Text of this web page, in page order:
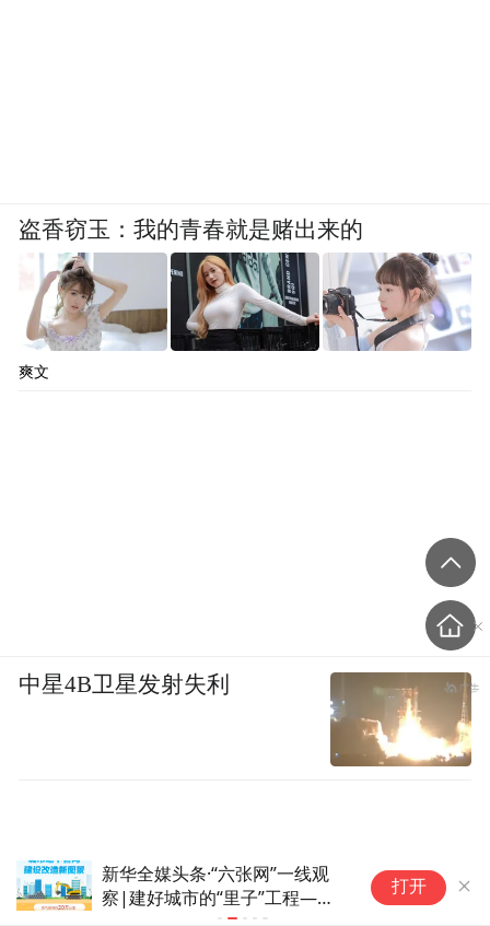
新华全媒头条·“六张网”一线观
察|建好城市的“里子”工程——
“十五五”开局之年城市地下管网
打开
盗香窃玉：我的青春就是赌出来的
爽文
中星4B卫星发射失利